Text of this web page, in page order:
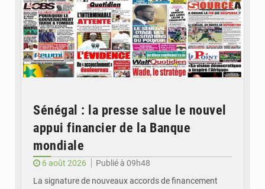
Sénégal : la presse salue le nouvel
appui financier de la Banque
mondiale
6 août 2026
Publié à 09h48
La signature de nouveaux accords de financement